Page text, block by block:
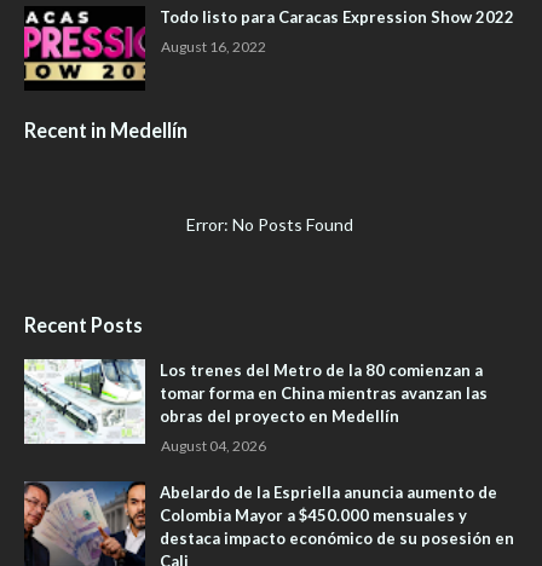
Todo listo para Caracas Expression Show 2022
August 16, 2022
Recent in Medellín
Error: No Posts Found
Recent Posts
Los trenes del Metro de la 80 comienzan a
tomar forma en China mientras avanzan las
obras del proyecto en Medellín
August 04, 2026
Abelardo de la Espriella anuncia aumento de
Colombia Mayor a $450.000 mensuales y
destaca impacto económico de su posesión en
Cali